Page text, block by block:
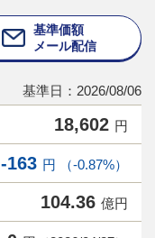
基準価額
メール配信
基準日：2026/08/06
18,602 円
-163 円 （-0.87%）
104.36 億円